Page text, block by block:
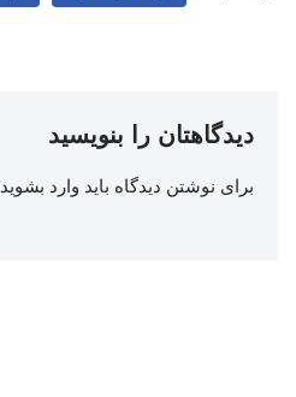
دیدگاهتان را بنویسید
برای نوشتن دیدگاه باید وارد بشوید